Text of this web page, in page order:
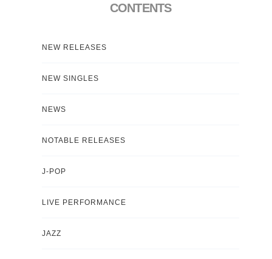
CONTENTS
NEW RELEASES
NEW SINGLES
NEWS
NOTABLE RELEASES
J-POP
LIVE PERFORMANCE
JAZZ